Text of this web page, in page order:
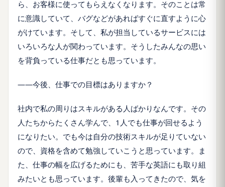
ら、お客様に使ってもらえなくなります。そのことは常
に意識していて、バグなどがあればすぐに直すように心
がけています。そして、私が担当しているサービスには
いろいろな人が関わっています。そうしたみんなの思い
を背負っている仕事だとも思っています。
――今後、仕事での目標はありますか？
社内で私の周りはスキルがある人ばかりなんです。その
人たちからたくさん学んで、1人でも仕事が回せるよう
になりたい。でも今は自分の技術スキルが足りていない
ので、資格を含めて勉強していこうと思っています。ま
た、仕事の幅を広げるためにも、苦手な英語にも取り組
みたいとも思っています。後輩も入ってきたので、気を